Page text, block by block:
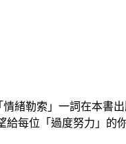
緒勒索」一詞在本書
給每位「過度努力」的